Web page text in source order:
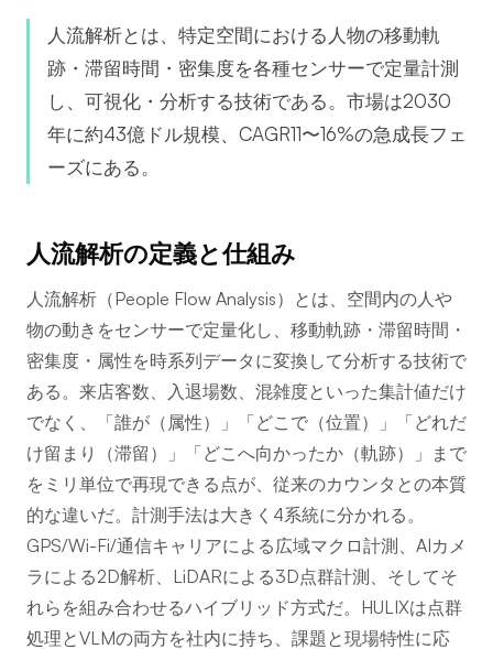
人流解析とは、特定空間における人物の移動軌
跡・滞留時間・密集度を各種センサーで定量計測
し、可視化・分析する技術である。市場は2030
年に約43億ドル規模、CAGR11〜16%の急成長フェ
ーズにある。
人流解析の定義と仕組み
人流解析（People Flow Analysis）とは、空間内の人や
物の動きをセンサーで定量化し、移動軌跡・滞留時間・
密集度・属性を時系列データに変換して分析する技術で
ある。来店客数、入退場数、混雑度といった集計値だけ
でなく、「誰が（属性）」「どこで（位置）」「どれだ
け留まり（滞留）」「どこへ向かったか（軌跡）」まで
をミリ単位で再現できる点が、従来のカウンタとの本質
的な違いだ。計測手法は大きく4系統に分かれる。
GPS/Wi-Fi/通信キャリアによる広域マクロ計測、AIカメ
ラによる2D解析、LiDARによる3D点群計測、そしてそ
れらを組み合わせるハイブリッド方式だ。HULIXは点群
処理とVLMの両方を社内に持ち、課題と現場特性に応